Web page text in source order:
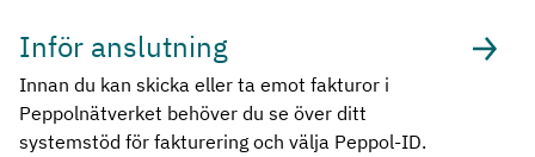
Inför anslutning
Innan du kan skicka eller ta emot fakturor i
Peppolnätverket behöver du se över ditt
systemstöd för fakturering och välja Peppol-ID.